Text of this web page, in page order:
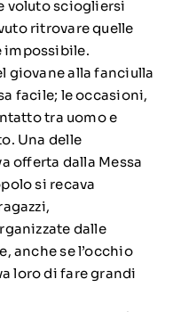
voluto sciogliersi
ritrovare quelle
impossibile.
giovane alla fanciulla
facile; le occasioni,
tra uomo e
Una delle
offerta dalla Messa
si recava
dalle
anche se l’occhio
loro di fare grandi